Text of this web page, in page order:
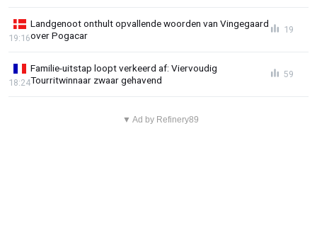
Landgenoot onthult opvallende woorden van Vingegaard
over Pogacar
19:16
19
Familie-uitstap loopt verkeerd af: Viervoudig
Tourritwinnaar zwaar gehavend
18:24
59
▼ Ad by Refinery89